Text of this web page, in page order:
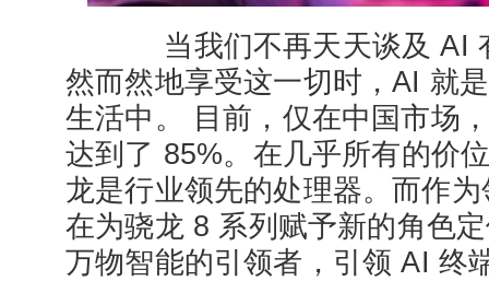
当我们不再天天谈及 AI
然而然地享受这一切时，AI 就
生活中。 目前，仅在中国市场
达到了 85%。在几乎所有的价
龙是行业领先的处理器。而作
在为骁龙 8 系列赋予新的角色
万物智能的引领者，引领 AI 终